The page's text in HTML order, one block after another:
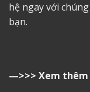
hệ ngay với
bạn.
—>>> Xem thêm